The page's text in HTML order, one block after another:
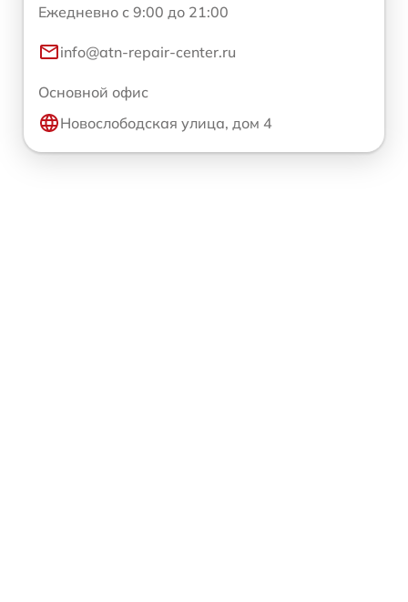
Ежедневно с 9:00 до 21:00
info@atn-repair-center.ru
Основной офис
Новослободская улица, дом 4